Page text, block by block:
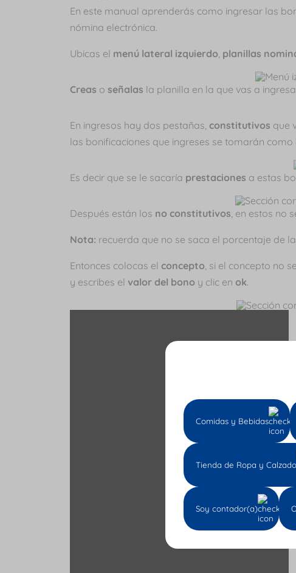
En este manual aprenderás como ingresar las
nómina electrónica.
Ubicas el menú lateral izquierdo, planillas
Creas o señalas la planilla en la que vas a
En ingresos hay dos pestañas, constitutivos que
las bonificaciones que ingreses se tomarán como
Es decir que se le sacaría prestaciones a estas
Después están los no constitutivos, en estos no
Nota: recuerda que no se saca el porcentaje de
Entonces colocas el concepto, si el concepto no
y escribes el valor del bono y clic en ok.
Comidas y Bebidas
Tienda de Ropa y Calzado
Soy contador(a)